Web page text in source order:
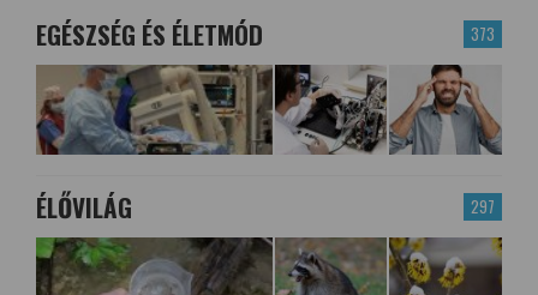
373
EGÉSZSÉG ÉS ÉLETMÓD
297
ÉLŐVILÁG